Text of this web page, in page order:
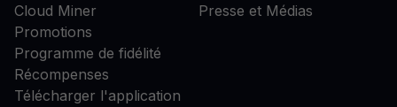
Cloud Miner
Promotions
Programme de fidélité
Récompenses
Télécharger l'application
Presse et Médias